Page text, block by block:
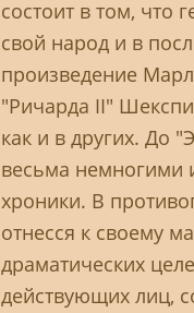
состоит в том, что
свой народ и в
произведение
"Ричарда II"
как и в других. До
весьма немногими
хроники. В
отнесся к своему
драматических
действующих лиц,